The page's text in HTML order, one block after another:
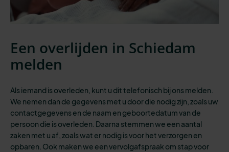
Een overlijden in Schiedam
melden
Als iemand is overleden, kunt u dit telefonisch bij ons melden.
We nemen dan de gegevens met u door die nodig zijn, zoals uw
contactgegevens en de naam en geboortedatum van de
persoon die is overleden. Daarna stemmen we een aantal
zaken met u af, zoals wat er nodig is voor het verzorgen en
opbaren. Ook maken we een vervolgafspraak om stap voor